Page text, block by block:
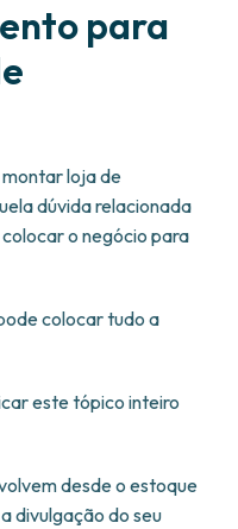
para
loja de
dúvida relacionada
o negócio para
colocar tudo a
este tópico inteiro
desde o estoque
divulgação do seu